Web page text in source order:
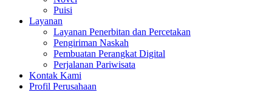
Puisi
Layanan
Layanan Penerbitan dan Percetakan
Pengiriman Naskah
Pembuatan Perangkat Digital
Perjalanan Pariwisata
Kontak Kami
Profil Perusahaan